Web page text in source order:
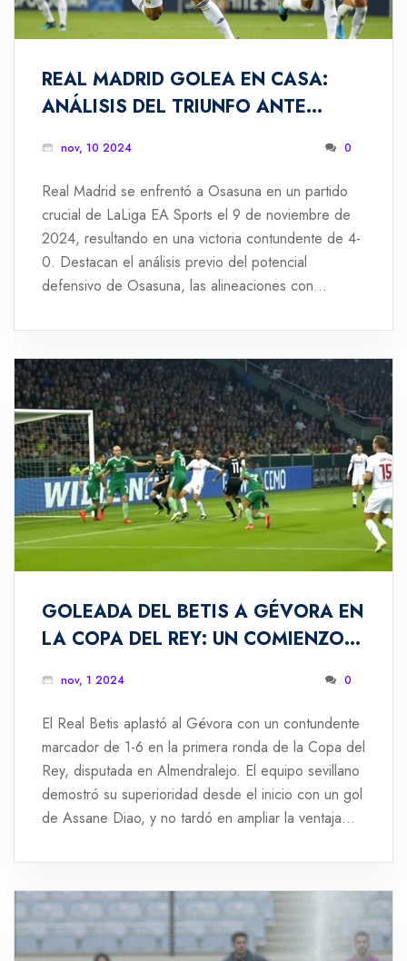
REAL MADRID GOLEA EN CASA:
ANÁLISIS DEL TRIUNFO ANTE
nov, 10 2024 0
Real Madrid se enfrentó a Osasuna en un partido
crucial de LaLiga EA Sports el 9 de noviembre de
2024, resultando en una victoria contundente de 4-
0. Destacan el análisis previo del potencial
defensivo de Osasuna, las alineaciones con
Madrid, el desempeño sobresaliente de Camavinga
y las decisiones tácticas de Ancelotti que marcaron
la noche. Un resultado vital para las aspiraciones del
equipo y el futuro del técnico italiano.
GOLEADA DEL BETIS A GÉVORA EN
LA COPA DEL REY: UN COMIENZO
nov, 1 2024 0
El Real Betis aplastó al Gévora con un contundente
marcador de 1-6 en la primera ronda de la Copa del
Rey, disputada en Almendralejo. El equipo sevillano
demostró su superioridad desde el inicio con un gol
de Assane Diao, y no tardó en ampliar la ventaja
esfuerzos de Gévora, el Betis mantuvo el dominio
del partido, logrando así un inicio impresionante en
el torneo.